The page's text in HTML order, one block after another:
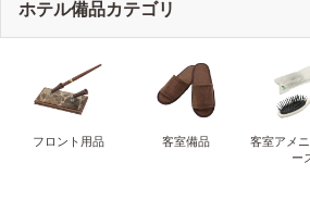
ホテル備品カテゴリ
フロント用品 客室備品
客室アメ
ー